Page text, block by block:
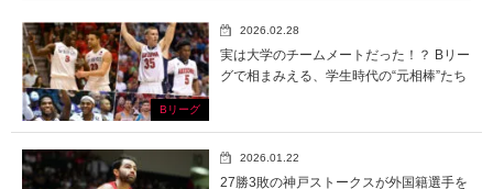
Bリーグ
2026.02.28
実は大学のチームメートだった！？ Bリー
グで相まみえる、学生時代の“元相棒”たち
2026.01.22
27勝3敗の神戸ストークスが外国籍選手を